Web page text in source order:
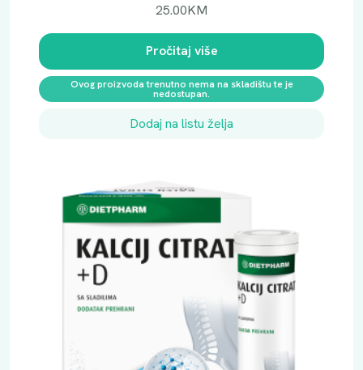
25.00KM
Pročitaj više
Ovog proizvoda trenutno nema na skladištu te je
nedostupan.
Dodaj na listu želja